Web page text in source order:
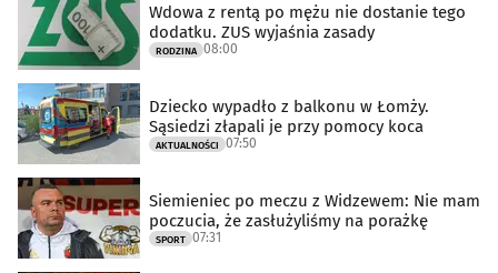
Wdowa z rentą po mężu nie dostanie tego
dodatku. ZUS wyjaśnia zasady
RODZINA 08:00
Dziecko wypadło z balkonu w Łomży.
Sąsiedzi złapali je przy pomocy koca
AKTUALNOŚCI 07:50
Siemieniec po meczu z Widzewem: Nie mam
poczucia, że zasłużyliśmy na porażkę
SPORT 07:31